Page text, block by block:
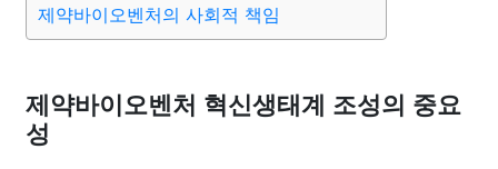
제약바이오벤처의 사회적 책임
제약바이오벤처 혁신생태계 조성의 중요
성